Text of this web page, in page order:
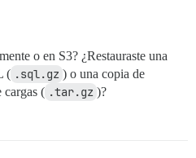
o en S3? ¿Restauraste una
( .sql.gz ) o una copia de
cargas ( .tar.gz )?